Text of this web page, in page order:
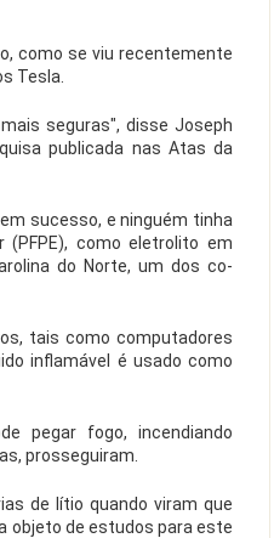
como se viu recentemente
Tesla.
seguras", disse Joseph
publicada nas Atas da
sucesso, e ninguém tinha
como eletrolito em
do Norte, um dos co-
tais como computadores
inflamável é usado como
pegar fogo, incendiando
prosseguiram.
de lítio quando viram que
objeto de estudos para este